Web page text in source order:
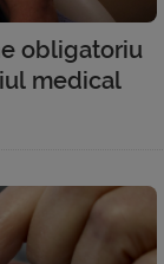
obligatoriu
medical